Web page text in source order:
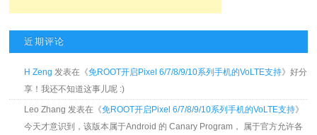
近期评论
H Zeng 发表在《免ROOT开启Pixel 6/7/8/9/10系列手机的VoLTE支持》好分
享！我还不知道这事儿呢 :)
Leo Zhang 发表在《免ROOT开启Pixel 6/7/8/9/10系列手机的VoLTE支持》
今天才意识到，该版本属于Android 的 Canary Program， 属于官方允许各